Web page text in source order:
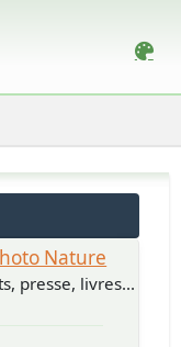
Nature
presse, livres...